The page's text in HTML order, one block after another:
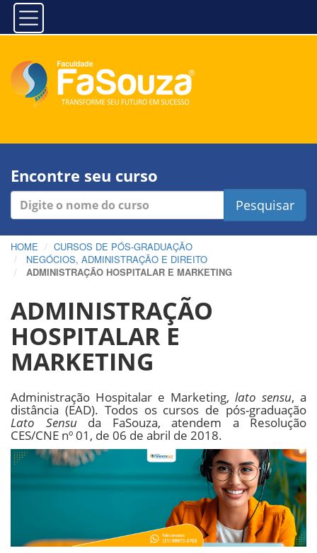
Encontre seu curso
Pesquisar
HOME
CURSOS DE PÓS-GRADUAÇÃO
NEGÓCIOS, ADMINISTRAÇÃO E DIREITO
ADMINISTRAÇÃO HOSPITALAR E MARKETING
ADMINISTRAÇÃO
HOSPITALAR E
MARKETING
Administração Hospitalar e Marketing, lato sensu, a
distância (EAD). Todos os cursos de pós-graduação
Lato Sensuda FaSouza, atendem a Resolução
CES/CNE nº 01, de 06 de abril de 2018.